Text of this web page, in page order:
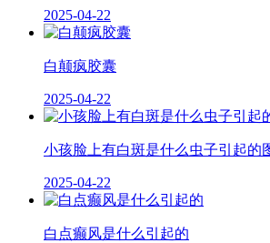
2025-04-22
白颠疯胶囊
2025-04-22
小孩脸上有白斑是什么虫子引起的
2025-04-22
白点癫风是什么引起的